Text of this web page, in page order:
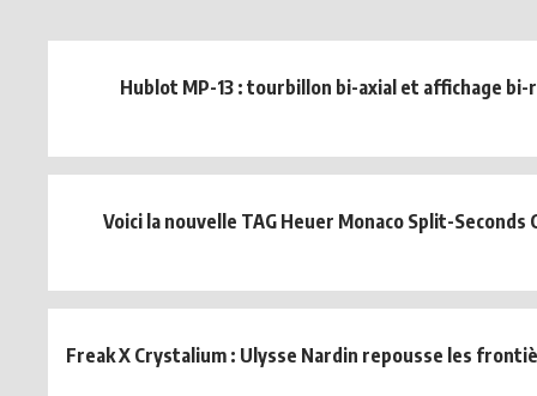
Hublot MP-13 : tourbillon bi-axial et affichage
Voici la nouvelle TAG Heuer Monaco Split-Seconds
Freak X Crystalium : Ulysse Nardin repousse les